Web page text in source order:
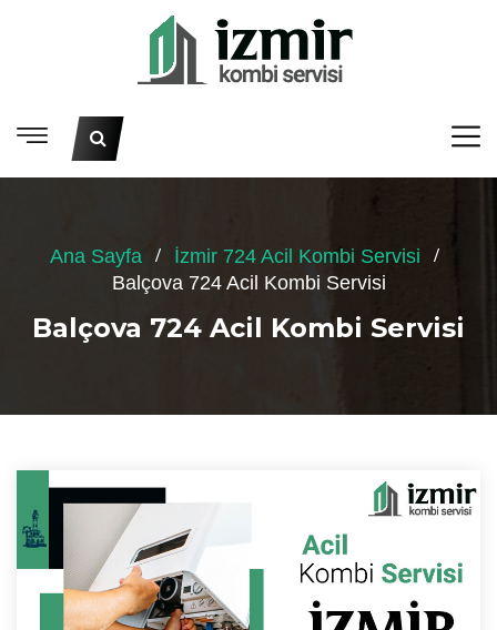
Ana Sayfa
İzmir 724 Acil Kombi Servisi
Balçova 724 Acil Kombi Servisi
Balçova 724 Acil Kombi Servisi